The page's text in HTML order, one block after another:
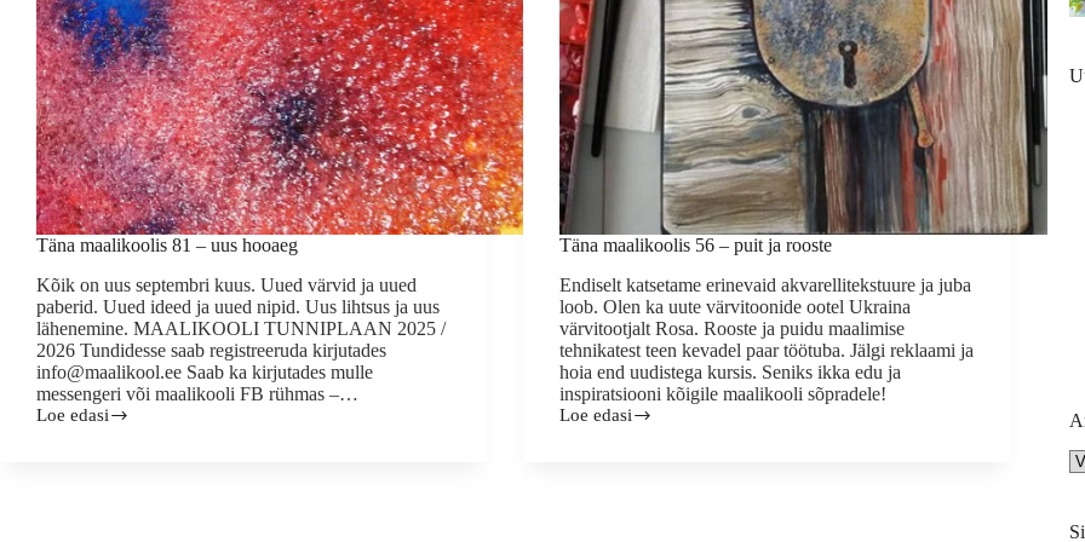
Täna maalikoolis 81 – uus hooaeg
Kõik on uus septembri kuus. Uued värvid ja uued
paberid. Uued ideed ja uued nipid. Uus lihtsus ja uus
lähenemine. MAALIKOOLI TUNNIPLAAN 2025 /
2026 Tundidesse saab registreeruda kirjutades
info@maalikool.ee Saab ka kirjutades mulle
messengeri või maalikooli FB rühmas –…
Loe edasi
Täna
Täna maalikoolis 56 – puit ja rooste
Endiselt katsetame erinevaid akvarellitekstuure ja juba
loob. Olen ka uute värvitoonide ootel Ukraina
värvitootjalt Rosa. Rooste ja puidu maalimise
tehnikatest teen kevadel paar töötuba. Jälgi reklaami ja
hoia end uudistega kursis. Seniks ikka edu ja
inspiratsiooni kõigile maalikooli sõpradele!
Loe edasi
Täna